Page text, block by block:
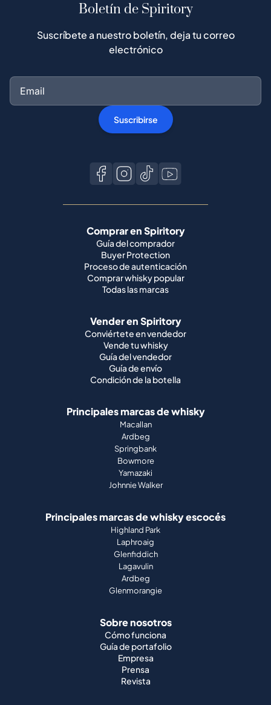
Boletín de Spiritory
Suscríbete a nuestro boletín, deja tu correo
electrónico
Suscribirse
Comprar en Spiritory
Guía del comprador
Buyer Protection
Proceso de autenticación
Comprar whisky popular
Todas las marcas
Vender en Spiritory
Conviértete en vendedor
Vende tu whisky
Guía del vendedor
Guía de envío
Condición de la botella
Principales marcas de whisky
Macallan
Ardbeg
Springbank
Bowmore
Yamazaki
Johnnie Walker
Principales marcas de whisky escocés
Highland Park
Laphroaig
Glenfiddich
Lagavulin
Ardbeg
Glenmorangie
Sobre nosotros
Cómo funciona
Guía de portafolio
Empresa
Prensa
Revista